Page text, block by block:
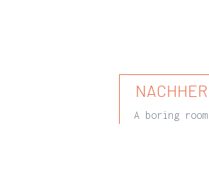
NACHHER
A boring room